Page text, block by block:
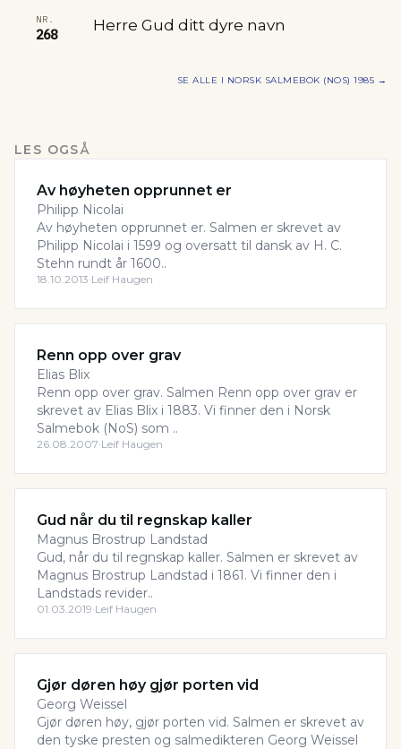
NR.
268
Herre Gud ditt dyre navn
SE ALLE I NORSK SALMEBOK (NOS) 1985 →
LES OGSÅ
Av høyheten opprunnet er
Philipp Nicolai
Av høyheten opprunnet er. Salmen er skrevet av
Philipp Nicolai i 1599 og oversatt til dansk av H. C.
Stehn rundt år 1600..
18.10.2013·Leif Haugen
Renn opp over grav
Elias Blix
Renn opp over grav. Salmen Renn opp over grav er
skrevet av Elias Blix i 1883. Vi finner den i Norsk
Salmebok (NoS) som ..
26.08.2007·Leif Haugen
Gud når du til regnskap kaller
Magnus Brostrup Landstad
Gud, når du til regnskap kaller. Salmen er skrevet av
Magnus Brostrup Landstad i 1861. Vi finner den i
Landstads revider..
01.03.2019·Leif Haugen
Gjør døren høy gjør porten vid
Georg Weissel
Gjør døren høy, gjør porten vid. Salmen er skrevet av
den tyske presten og salmedikteren Georg Weissel